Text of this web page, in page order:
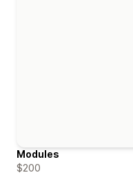
Modules
$200